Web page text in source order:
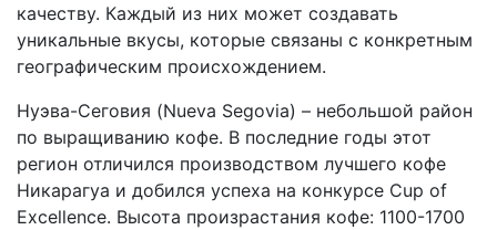
качеству. Каждый из них может создавать
уникальные вкусы, которые связаны с конкретным
географическим происхождением.
Нуэва-Сеговия (Nueva Segovia) – небольшой район
по выращиванию кофе. В последние годы этот
регион отличился производством лучшего кофе
Никарагуа и добился успеха на конкурсе Cup of
Excellence. Высота произрастания кофе: 1100-1700